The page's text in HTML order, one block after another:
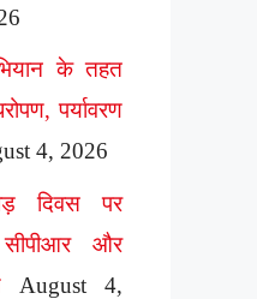
के तहत
पर्यावरण
4, 2026
दिवस पर
सीपीआर और
August 4,